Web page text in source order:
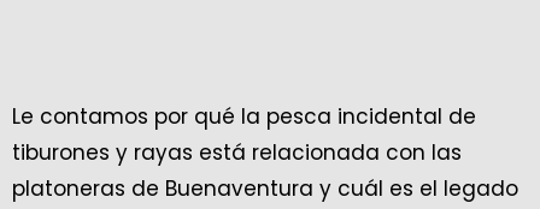
Le contamos por qué la pesca incidental de
tiburones y rayas está relacionada con las
platoneras de Buenaventura y cuál es el legado